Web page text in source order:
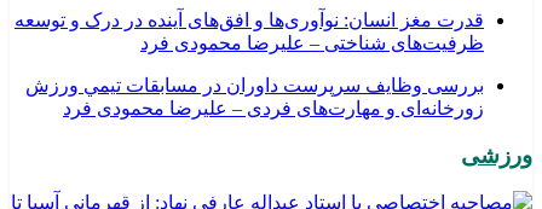
قدرت مغز انسان: نوآوری‌ها و افق‌های آینده در درک و توسعه
ظرفیت‌های شناختی – علیرضا محمودی فرد
بررسی وظايف سرپرست داوران در مسابقات تیمي ورزش
زورخانه‌ای و مهارت‌های فردی – علیرضا محمودی فرد
ورزشی